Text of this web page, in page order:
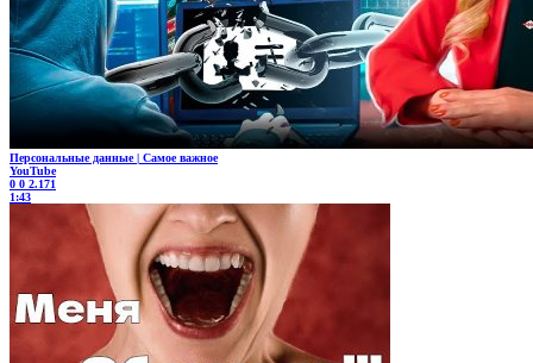
Персональные данные | Самое важное
YouTube
0 0 2.171
1:43